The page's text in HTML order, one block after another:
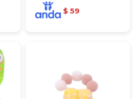
$ 59